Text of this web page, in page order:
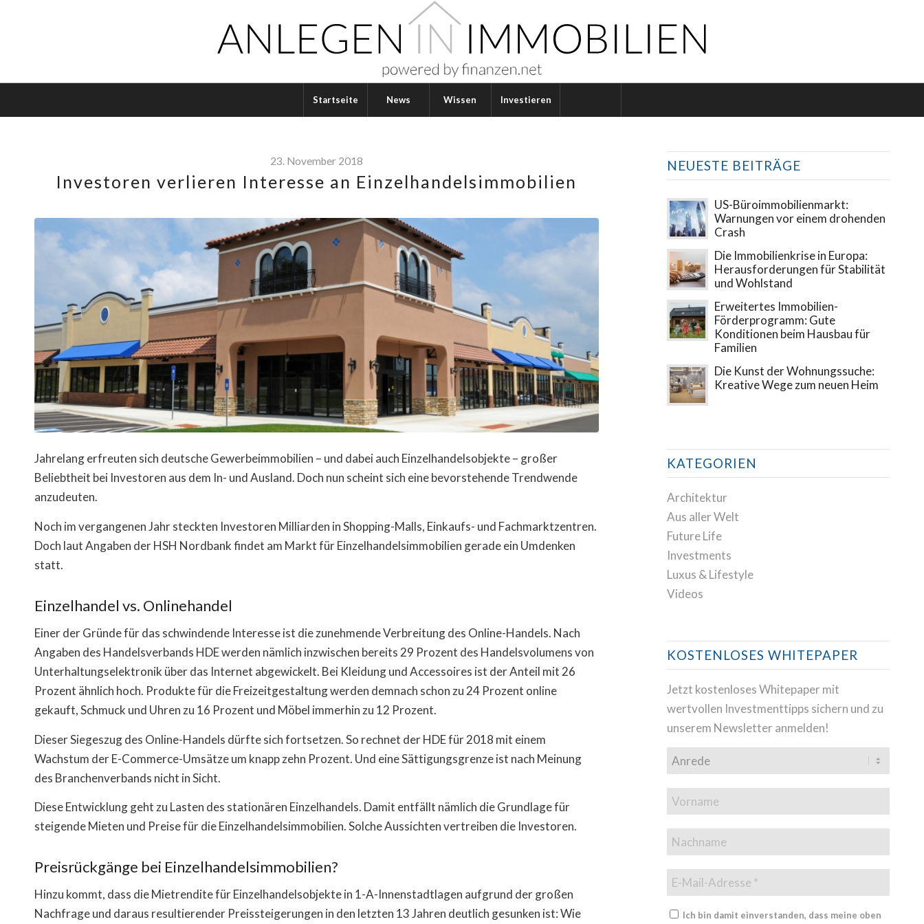
Startseite News Wissen Investieren
23. November 2018
Investoren verlieren Interesse an Einzelhandelsimmobilien
Jahrelang erfreuten sich deutsche Gewerbeimmobilien – und dabei auch Einzelhandelsobjekte – großer
Beliebtheit bei Investoren aus dem In- und Ausland. Doch nun scheint sich eine bevorstehende Trendwende
anzudeuten.
Noch im vergangenen Jahr steckten Investoren Milliarden in Shopping-Malls, Einkaufs- und Fachmarktzentren.
Doch laut Angaben der HSH Nordbank findet am Markt für Einzelhandelsimmobilien gerade ein Umdenken
statt.
Einzelhandel vs. Onlinehandel
Einer der Gründe für das schwindende Interesse ist die zunehmende Verbreitung des Online-Handels. Nach
Angaben des Handelsverbands HDE werden nämlich inzwischen bereits 29 Prozent des Handelsvolumens von
Unterhaltungselektronik über das Internet abgewickelt. Bei Kleidung und Accessoires ist der Anteil mit 26
Prozent ähnlich hoch. Produkte für die Freizeitgestaltung werden demnach schon zu 24 Prozent online
gekauft, Schmuck und Uhren zu 16 Prozent und Möbel immerhin zu 12 Prozent.
Dieser Siegeszug des Online-Handels dürfte sich fortsetzen. So rechnet der HDE für 2018 mit einem
Wachstum der E-Commerce-Umsätze um knapp zehn Prozent. Und eine Sättigungsgrenze ist nach Meinung
des Branchenverbands nicht in Sicht.
Diese Entwicklung geht zu Lasten des stationären Einzelhandels. Damit entfällt nämlich die Grundlage für
steigende Mieten und Preise für die Einzelhandelsimmobilien. Solche Aussichten vertreiben die Investoren.
Preisrückgänge bei Einzelhandelsimmobilien?
Hinzu kommt, dass die Mietrendite für Einzelhandelsobjekte in 1-A-Innenstadtlagen aufgrund der großen
Nachfrage und daraus resultierender Preissteigerungen in den letzten 13 Jahren deutlich gesunken ist: Wie
NEUESTE BEITRÄGE
US-Büroimmobilienmarkt:
Warnungen vor einem drohenden
Crash
Die Immobilienkrise in Europa:
Herausforderungen für Stabilität
und Wohlstand
Erweitertes Immobilien-
Förderprogramm: Gute
Konditionen beim Hausbau für
Familien
Die Kunst der Wohnungssuche:
Kreative Wege zum neuen Heim
KATEGORIEN
Architektur
Aus aller Welt
Future Life
Investments
Luxus & Lifestyle
Videos
KOSTENLOSES WHITEPAPER
Jetzt kostenloses Whitepaper mit
wertvollen Investmenttipps sichern und zu
unserem Newsletter anmelden!
Ich bin damit einverstanden, dass meine oben